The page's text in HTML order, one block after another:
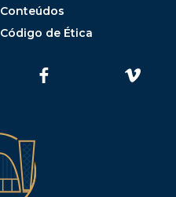
Conteúdos
Código de Ética